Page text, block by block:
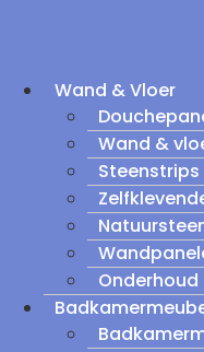
Wand & Vloer
Wand &
Steenstrips
Onderhoud